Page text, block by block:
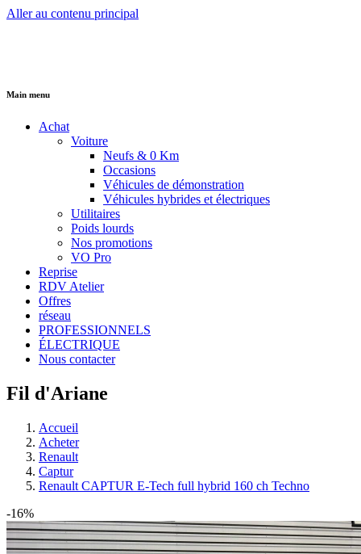
Aller au contenu principal
Main menu
Achat
Voiture
Neufs & 0 Km
Occasions
Véhicules de démonstration
Véhicules hybrides et électriques
Utilitaires
Poids lourds
Nos promotions
VO Pro
Reprise
RDV Atelier
Offres
réseau
PROFESSIONNELS
ÉLECTRIQUE
Nous contacter
Fil d'Ariane
Accueil
Acheter
Renault
Captur
Renault CAPTUR E-Tech full hybrid 160 ch Techno
-16%